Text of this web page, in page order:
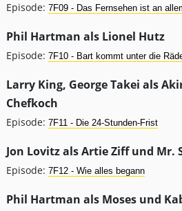
Episode: 7F09 - Das Fernsehen ist an
Phil Hartman als Lionel Hutz
Episode: 7F10 - Bart kommt unter die
Larry King, George Takei als
Chefkoch
Episode: 7F11 - Die 24-Stunden-Frist
Jon Lovitz als Artie Ziff und Mr.
Episode: 7F12 - Wie alles begann
Phil Hartman als Moses und